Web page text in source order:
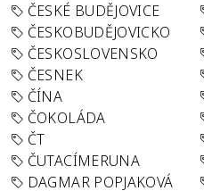
ČESKÉ BUDĚJOVICE
ČESKOBUDĚJOVICKO
ČESKOSLOVENSKO
ČESNEK
ČÍNA
ČOKOLÁDA
ČT
ČUTACÍMERUNA
DAGMAR POPJAKOVÁ